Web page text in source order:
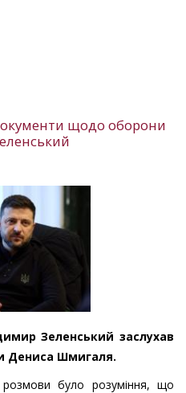
щодо оборони
Зеленський заслухав
Дениса Шмигаля.
було розуміння, що